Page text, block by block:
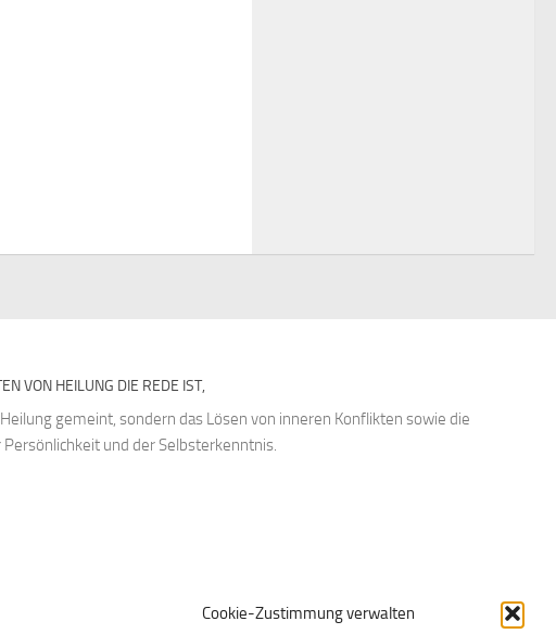
Cookie-Zustimmung verwalten
VON HEILUNG DIE REDE IST,
gemeint, sondern das Lösen von inneren Konflikten sowie die
und der Selbsterkenntnis.